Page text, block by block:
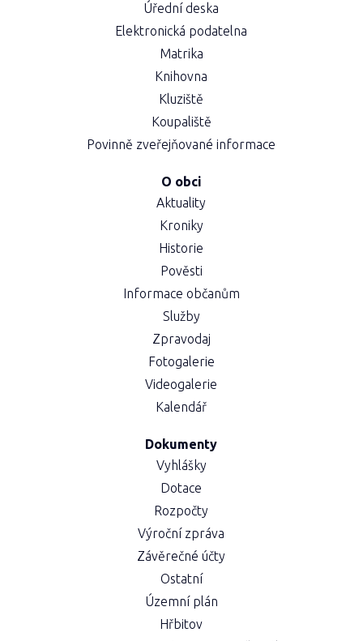
Úřední deska
Elektronická podatelna
Matrika
Knihovna
Kluziště
Koupaliště
Povinně zveřejňované informace
O obci
Aktuality
Kroniky
Historie
Pověsti
Informace občanům
Služby
Zpravodaj
Fotogalerie
Videogalerie
Kalendář
Dokumenty
Vyhlášky
Dotace
Rozpočty
Výroční zpráva
Závěrečné účty
Ostatní
Územní plán
Hřbitov